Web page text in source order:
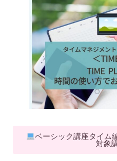
ベーシック講座タイム
対象